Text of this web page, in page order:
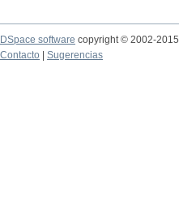
DSpace software copyright © 2002-2015
Contacto
Sugerencias